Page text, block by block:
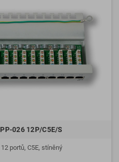
PP-026 12P/C5E/S
12 portů, C5E, stíněný